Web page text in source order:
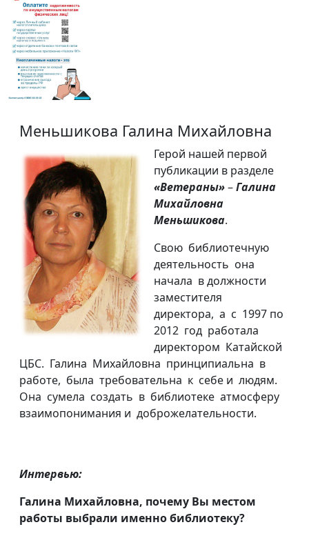
Меньшикова Галина Михайловна
Герой нашей первой
публикации в разделе
«Ветераны»–Галина
Михайловна
Меньшикова.
Свою библиотечную
деятельность она
начала в должности
заместителя
директора, а с 1997 по
2012 год работала
директором Катайской
ЦБС. Галина Михайловна принципиальна в
работе, была требовательна к себе и людям.
Она сумела создать в библиотеке атмосферу
взаимопонимания и доброжелательности.
Интервью:
Галина Михайловна, почему Вы местом
работы выбрали именно библиотеку?